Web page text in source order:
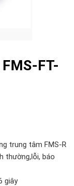
FT-
trung tâm FMS-R
thường,lỗi, báo
giây